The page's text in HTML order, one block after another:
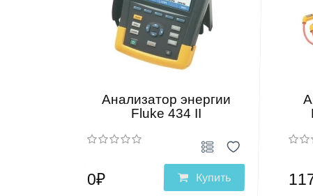
Анализатор энергии
Fluke 434 II
0₽ Купить